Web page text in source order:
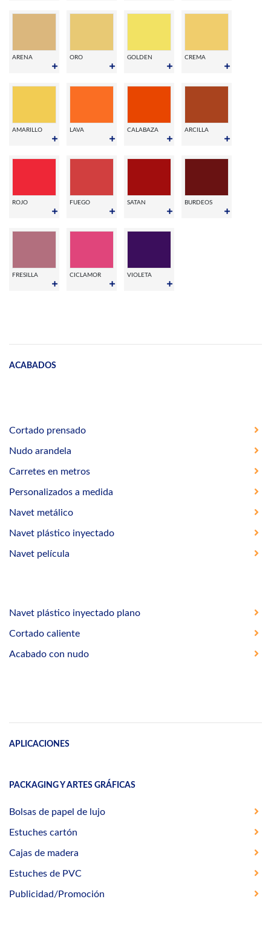
ARENA ORO GOLDEN CREMA
AMARILLO LAVA CALABAZA ARCILLA
ROJO FUEGO SATAN BURDEOS
FRESILLA CICLAMOR VIOLETA
ACABADOS
Cortado prensado
Nudo arandela
Carretes en metros
Personalizados a medida
Navet metálico
Navet plástico inyectado
Navet película
Navet plástico inyectado plano
Cortado caliente
Acabado con nudo
APLICACIONES
PACKAGING Y ARTES GRÁFICAS
Bolsas de papel de lujo
Estuches cartón
Cajas de madera
Estuches de PVC
Publicidad/Promoción